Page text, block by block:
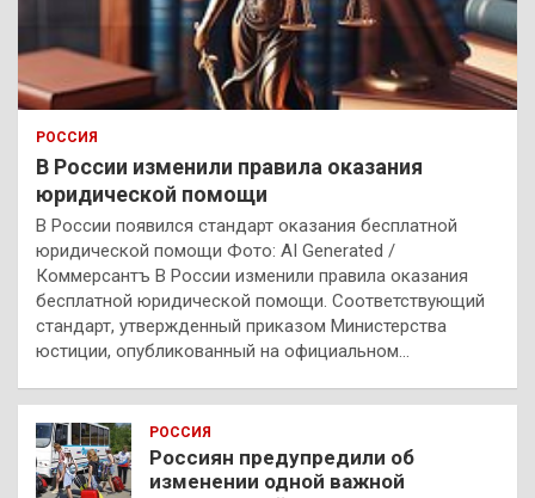
РОССИЯ
В России изменили правила оказания
юридической помощи
В России появился стандарт оказания бесплатной
юридической помощи Фото: AI Generated /
Коммерсантъ В России изменили правила оказания
бесплатной юридической помощи. Соответствующий
стандарт, утвержденный приказом Министерства
юстиции, опубликованный на официальном…
РОССИЯ
Россиян предупредили об
изменении одной важной